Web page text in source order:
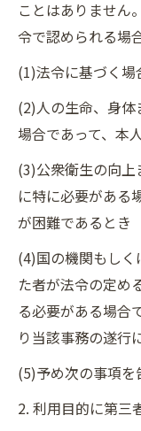
ことはありません
令で認められる場
(1)法令に基づく場
(2)人の生命、身
場合であって、本
(3)公衆衛生の向
に特に必要がある
が困難であるとき
(4)国の機関もし
た者が法令の定め
る必要がある場合
り当該事務の遂行
(5)予め次の事項
2. 利用目的に第三